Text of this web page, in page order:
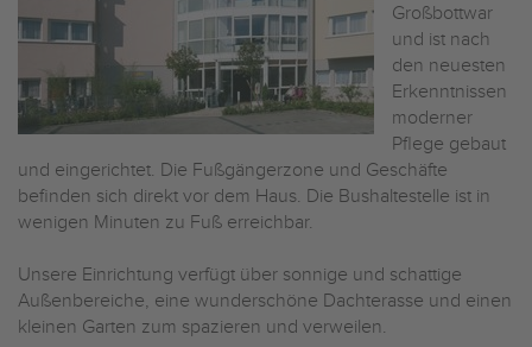
Großbottwar
und ist nach
den neuesten
Erkenntnissen
moderner
Pflege gebaut
und eingerichtet. Die Fußgängerzone und Geschäfte
befinden sich direkt vor dem Haus. Die Bushaltestelle ist in
wenigen Minuten zu Fuß erreichbar.
Unsere Einrichtung verfügt über sonnige und schattige
Außenbereiche, eine wunderschöne Dachterasse und einen
kleinen Garten zum spazieren und verweilen.